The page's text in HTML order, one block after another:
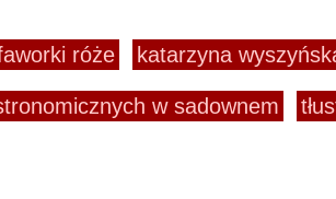
róże katarzyna
w sadownem